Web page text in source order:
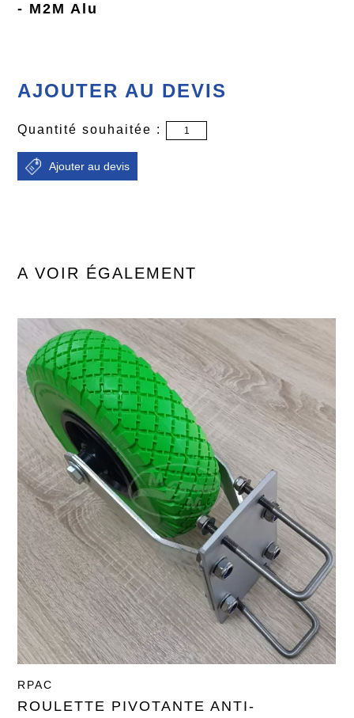
- M2M Alu
AJOUTER AU DEVIS
Quantité souhaitée :
A VOIR ÉGALEMENT
RPAC
ROULETTE PIVOTANTE ANTI-